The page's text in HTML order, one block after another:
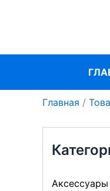
Главная